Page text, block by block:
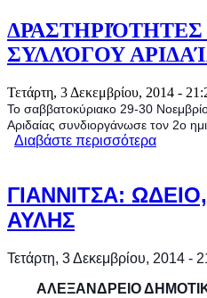
ΤΟΥ
ΣΥΛΛΌΓΟΥ
Τετάρτη, 3 Δεκεμβρίου, 2014 -
Το σαββατοκύριακο 29-30
Αριδαίας συνδιοργάνωσε τον 2ο
Διαβάστε περισσότερα
ΓΙΑΝΝΙΤΣΑ:
ΑΥΛΗΣ
Τετάρτη, 3 Δεκεμβρίου, 2014 -
ΑΛΕΞΑΝΔΡΕΙΟ